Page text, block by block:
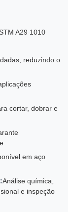
A29 1010
reduzindo o
cortar, dobrar e
em aço
Análise química,
e inspeção